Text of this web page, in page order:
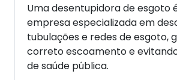
Uma desentupidora de esgoto
empresa especializada em
tubulações e redes de esgoto,
correto escoamento e
de saúde pública.